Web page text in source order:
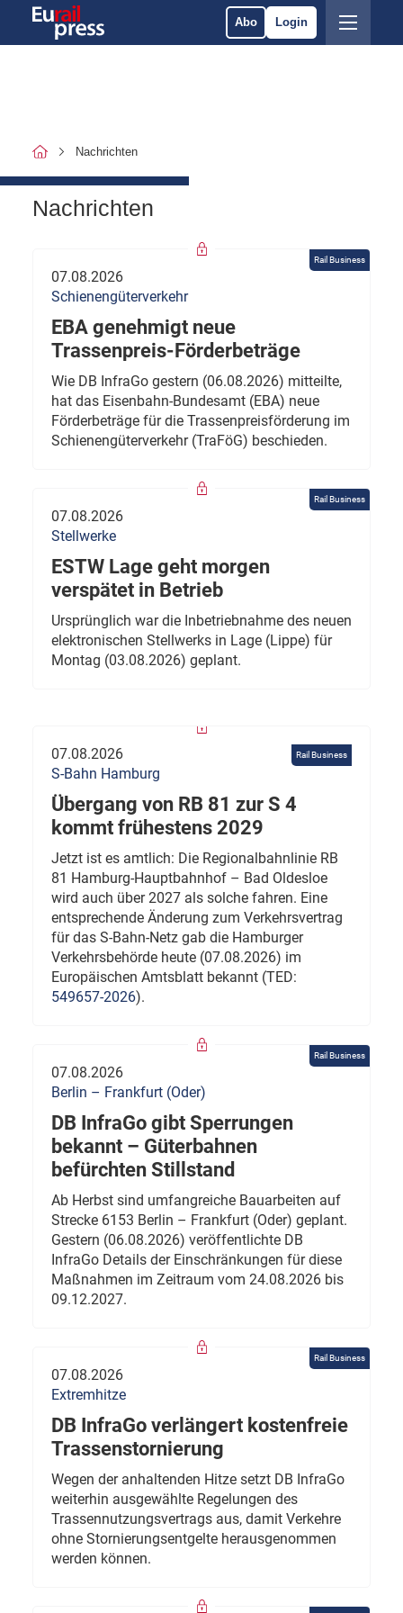
Abo Login
Nachrichten
Nachrichten
Rail Business
07.08.2026
Schienengüterverkehr
EBA genehmigt neue
Trassenpreis-Förderbeträge
Wie DB InfraGo gestern (06.08.2026) mitteilte,
hat das Eisenbahn-Bundesamt (EBA) neue
Förderbeträge für die Trassenpreisförderung im
Schienengüterverkehr (TraFöG) beschieden.
Rail Business
07.08.2026
Stellwerke
ESTW Lage geht morgen
verspätet in Betrieb
Ursprünglich war die Inbetriebnahme des neuen
elektronischen Stellwerks in Lage (Lippe) für
Montag (03.08.2026) geplant.
Rail Business
07.08.2026
S-Bahn Hamburg
Übergang von RB 81 zur S 4
kommt frühestens 2029
Jetzt ist es amtlich: Die Regionalbahnlinie RB
81 Hamburg-Hauptbahnhof – Bad Oldesloe
wird auch über 2027 als solche fahren. Eine
entsprechende Änderung zum Verkehrsvertrag
für das S-Bahn-Netz gab die Hamburger
Verkehrsbehörde heute (07.08.2026) im
Europäischen Amtsblatt bekannt (TED:
549657-2026).
Rail Business
07.08.2026
Berlin – Frankfurt (Oder)
DB InfraGo gibt Sperrungen
bekannt – Güterbahnen
befürchten Stillstand
Ab Herbst sind umfangreiche Bauarbeiten auf
Strecke 6153 Berlin – Frankfurt (Oder) geplant.
Gestern (06.08.2026) veröffentlichte DB
InfraGo Details der Einschränkungen für diese
Maßnahmen im Zeitraum vom 24.08.2026 bis
09.12.2027.
Rail Business
07.08.2026
Extremhitze
DB InfraGo verlängert kostenfreie
Trassenstornierung
Wegen der anhaltenden Hitze setzt DB InfraGo
weiterhin ausgewählte Regelungen des
Trassennutzungsvertrags aus, damit Verkehre
ohne Stornierungsentgelte herausgenommen
werden können.